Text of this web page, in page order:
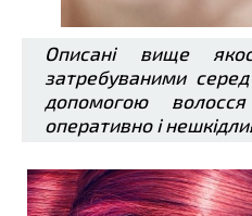
Описані вище
затребуваними
допомогою
оперативно і